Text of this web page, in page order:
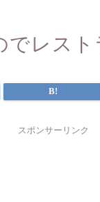
でレス
スポンサーリンク